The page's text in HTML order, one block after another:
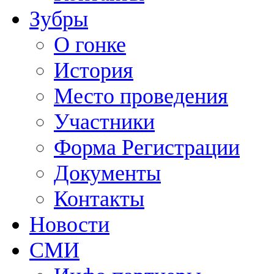
Зубры
О гонке
История
Место проведения
Участники
Форма Регистрации
Документы
Контакты
Новости
СМИ